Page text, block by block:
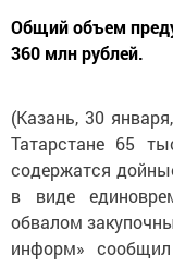
Общий объем
360 млн рублей.
(Казань, 30
Татарстане 65
содержатся
в виде
обвалом
информ» сообщил